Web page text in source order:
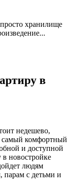
хранилище
в
недешево,
самый комфортный
и доступной
новостройке
людям
парам с детьми и